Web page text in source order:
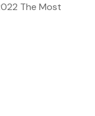
The Most